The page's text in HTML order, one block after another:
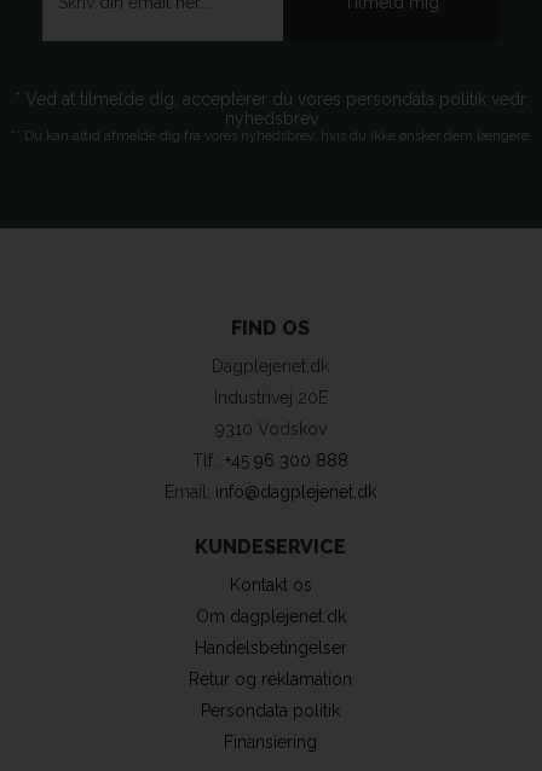
* Ved at tilmelde dig, accepterer du vores persondata politik vedr.
nyhedsbrev
** Du kan altid afmelde dig fra vores nyhedsbrev, hvis du ikke ønsker dem længere.
FIND OS
Dagplejenet.dk
Industrivej 20E
9310 Vodskov
Tlf.:+45 96 300 888
Email: info@dagplejenet.dk
KUNDESERVICE
Kontakt os
Om dagplejenet.dk
Handelsbetingelser
Retur og reklamation
Persondata politik
Finansiering